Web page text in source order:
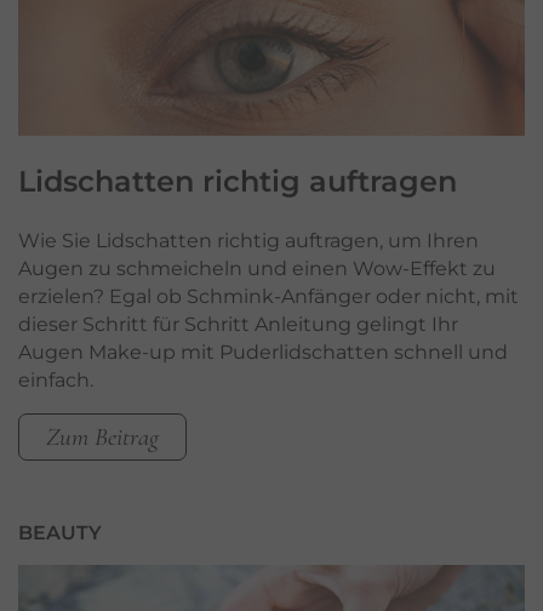
Lidschatten richtig auftragen
Wie Sie Lidschatten richtig auftragen, um Ihren
Augen zu schmeicheln und einen Wow-Effekt zu
erzielen? Egal ob Schmink-Anfänger oder nicht, mit
dieser Schritt für Schritt Anleitung gelingt Ihr
Augen Make-up mit Puderlidschatten schnell und
einfach.
Zum Beitrag
BEAUTY